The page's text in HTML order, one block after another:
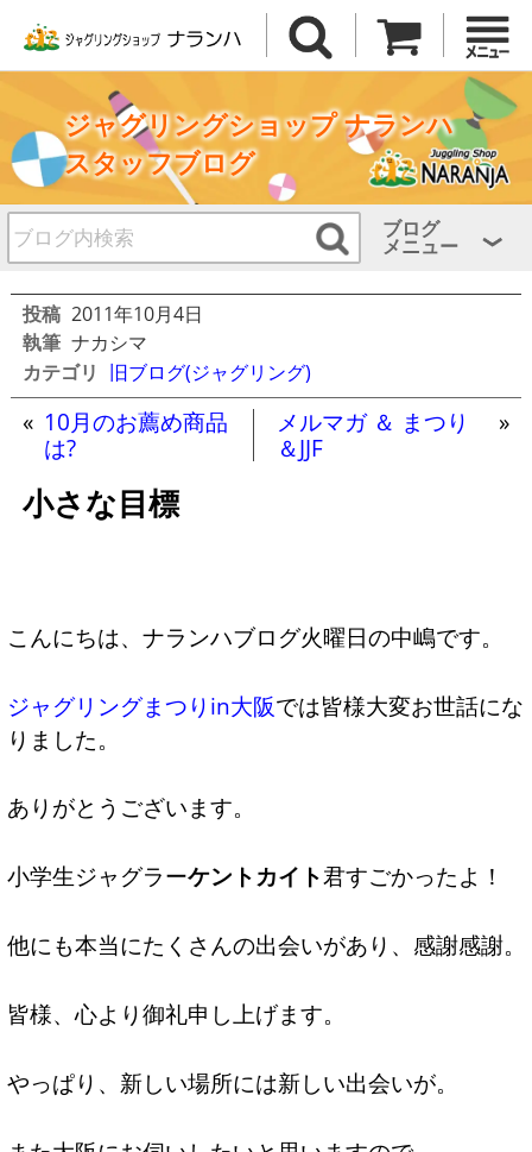
ジャグリングショップ ナランハ
スタッフブログ
ブログ
メニュー
投稿 2011年10月4日
執筆 ナカシマ
カテゴリ 旧ブログ(ジャグリング)
« 10月のお薦め商品
は?
メルマガ ＆ まつり
＆JJF
»
小さな目標
こんにちは、ナランハブログ火曜日の中嶋です。
ジャグリングまつりin大阪では皆様大変お世話にな
りました。
ありがとうございます。
小学生ジャグラーケントカイト君すごかったよ！
他にも本当にたくさんの出会いがあり、感謝感謝。
皆様、心より御礼申し上げます。
やっぱり、新しい場所には新しい出会いが。